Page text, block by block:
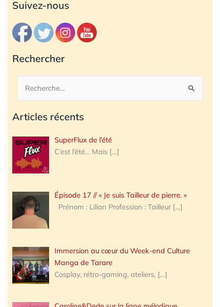
Suivez-nous
Rechercher
Rechercher :
Articles récents
SuperFlux de l’été
C’est l’été… Mais […]
Épisode 17 // « Je suis Tailleur de pierre. »
Prénom : Lilian Profession : Tailleur […]
Immersion au cœur du Week-end Culture
Manga de Tarare
Cosplay, rétro-gaming, ateliers, […]
Archives